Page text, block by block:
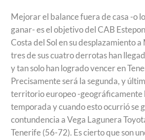
Mejorar el balance fuera de casa -o
ganar- es el objetivo del CAB
Costa del Sol en su desplazamiento
tres de sus cuatro derrotas han
y tan solo han logrado vencer en
Precisamente será la segunda, y
territorio europeo -geográficamente
temporada y cuando esto ocurrió se
contundencia a Vega Lagunera
Tenerife (56-72). Es cierto que son